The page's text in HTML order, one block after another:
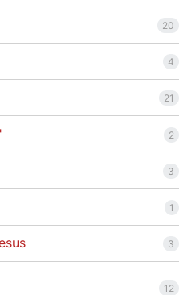
20
4
21
2
3
1
3
12